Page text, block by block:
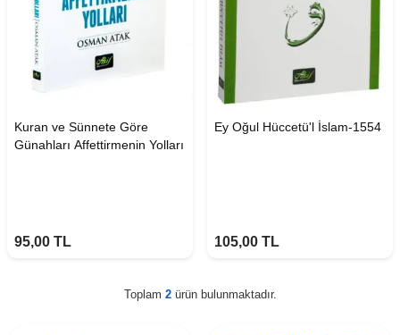
Kuran ve Sünnete Göre
Günahları Affettirmenin Yolları
95,00 TL
Ey Oğul Hüccetü'l İslam-1554
105,00 TL
Toplam 2ürün bulunmaktadır.